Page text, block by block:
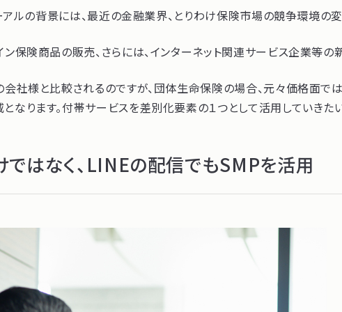
ルの背景には、最近の金融業界、とりわけ保険市場の競争環境の変
保険商品の販売、さらには、インターネット関連サービス企業等の
会社様と比較されるのですが、団体生命保険の場合、元々価格面で
ります。付帯サービスを差別化要素の１つとして活用していきたい
はなく、LINEの配信でもSMPを活用